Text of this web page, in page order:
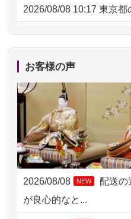
2026/08/08 10:17 東京都
2026/08/07 20:31 東京都
2026/08/07 09:26
2026/08/06 21:28 埼玉県
2026/08/06 17:56 藤沢
2026/08/06 10:06 茨城県
2026/08/06 09:17 三重県
2026/08/06 06:48 横浜市
お客様の声
2026/08/08 NEW
配送の
が良心的なと...